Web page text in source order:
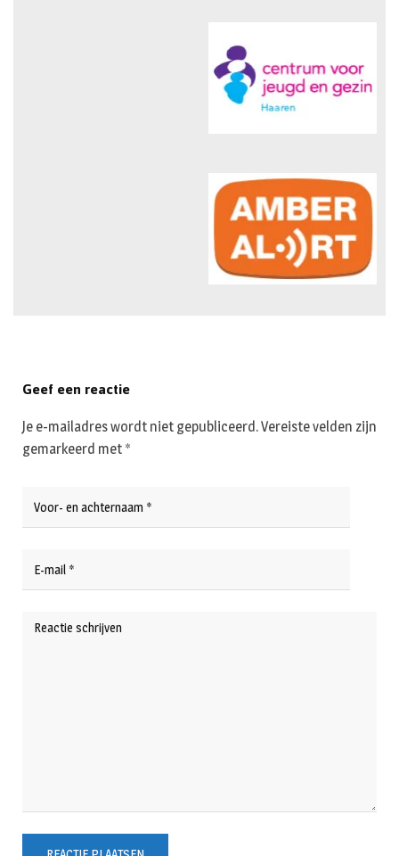
Geef een reactie
Je e-mailadres wordt niet gepubliceerd.Vereiste velden zijn
gemarkeerd met *